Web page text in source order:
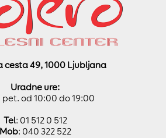
cesta 49, 1000 Ljubljana
Uradne ure:
pet. od 10:00 do 19:00
Tel: 01 512 0 512
Mob: 040 322 522